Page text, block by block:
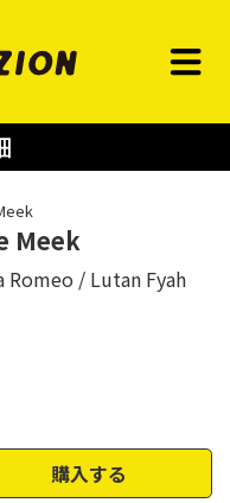
Meek
Romeo Lutan Fyah
購入する